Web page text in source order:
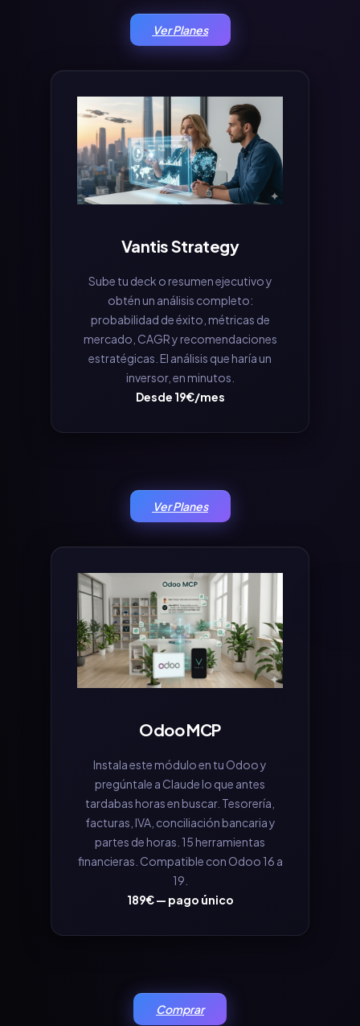
Ver Planes
Vantis Strategy
Sube tu deck o resumen ejecutivo y
obtén un análisis completo:
probabilidad de éxito, métricas de
mercado, CAGR y recomendaciones
estratégicas. El análisis que haría un
inversor, en minutos.
Desde 19€/mes
Ver Planes
Odoo MCP
Instala este módulo en tu Odoo y
pregúntale a Claude lo que antes
tardabas horas en buscar. Tesorería,
facturas, IVA, conciliación bancaria y
partes de horas. 15 herramientas
financieras. Compatible con Odoo 16 a
19.
189€ — pago único
Comprar